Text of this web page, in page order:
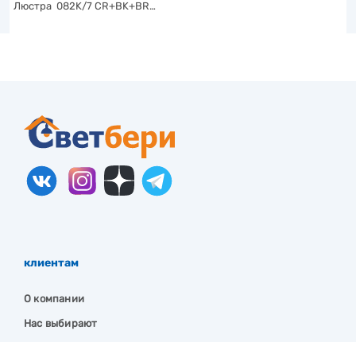
Люстра 082K/7 CR+BK+BR…
клиентам
О компании
Нас выбирают